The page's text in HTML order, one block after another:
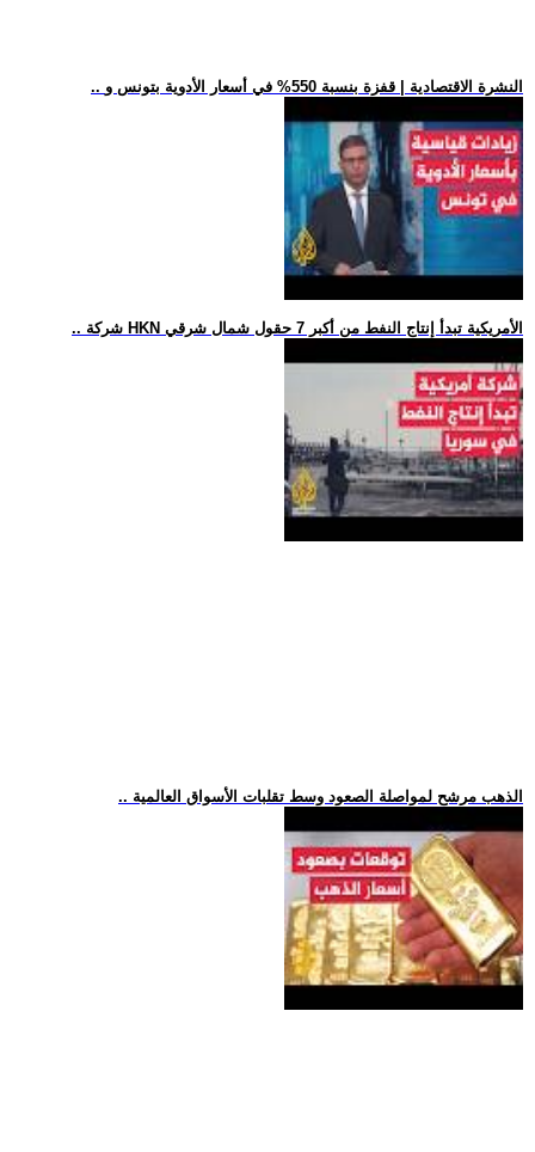
.. النشرة الاقتصادية | قفزة بنسبة 550% في أسعار الأدوية بتونس و
.. شركة HKN الأمريكية تبدأ إنتاج النفط من أكبر 7 حقول شمال شرقي
.. الذهب مرشح لمواصلة الصعود وسط تقلبات الأسواق العالمية